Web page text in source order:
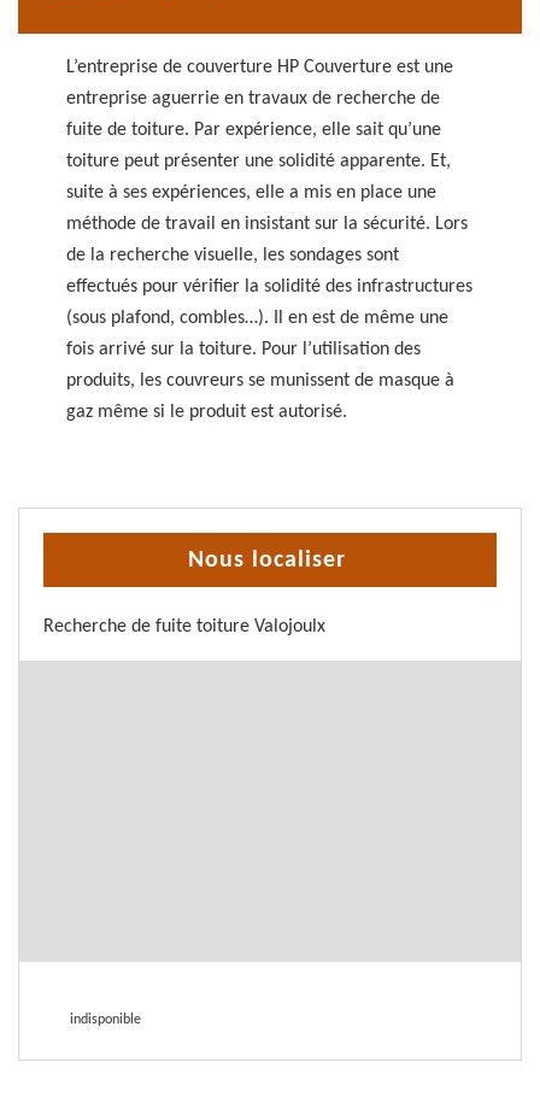
L’entreprise de couverture HP Couverture est une
entreprise aguerrie en travaux de recherche de
fuite de toiture. Par expérience, elle sait qu’une
toiture peut présenter une solidité apparente. Et,
suite à ses expériences, elle a mis en place une
méthode de travail en insistant sur la sécurité. Lors
de la recherche visuelle, les sondages sont
effectués pour vérifier la solidité des infrastructures
(sous plafond, combles…). Il en est de même une
fois arrivé sur la toiture. Pour l’utilisation des
produits, les couvreurs se munissent de masque à
gaz même si le produit est autorisé.
Nous localiser
Recherche de fuite toiture Valojoulx
indisponible